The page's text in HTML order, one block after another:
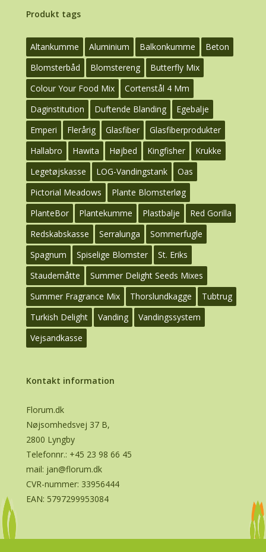
Produkt tags
Altankumme Aluminium Balkonkumme
Beton
Blomsterbåd
Blomstereng
Butterfly Mix
Colour Your Food Mix
Cortenstål 4 Mm
Daginstitution
Duftende Blanding
Egebalje
Emperi
Flerårig Glasfiber
Glasfiberprodukter
Hallabro
Hawita Højbed Kingfisher
Krukke
Legetøjskasse
LOG-Vandingstank
Oas
Pictorial Meadows
Plante Blomsterløg
PlanteBor
Plantekumme Plastbalje
Red Gorilla
Redskabskasse
Serralunga
Sommerfugle
Spagnum
Spiselige Blomster
St. Eriks
Staudemåtte
Summer Delight Seeds Mixes
Summer Fragrance Mix
Thorslundkagge
Tubtrug
Turkish Delight
Vanding
Vandingssystem
Vejsandkasse
Kontakt information
Florum.dk
Nøjsomhedsvej 37 B,
2800 Lyngby
Telefonnr.: +45 23 98 66 45
mail: jan@florum.dk
CVR-nummer: 33956444
EAN: 5797299953084